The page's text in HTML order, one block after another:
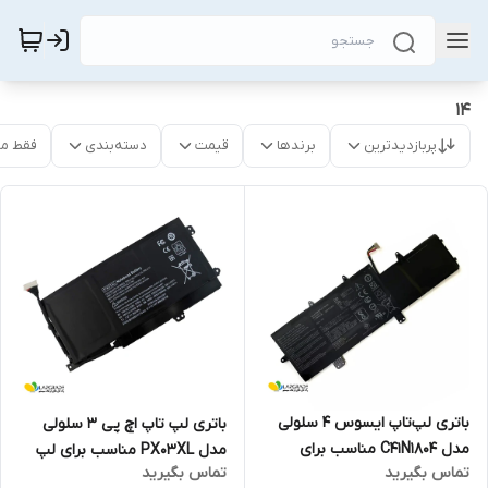
14
پربازدیدترین برندها قیمت دسته‌بندی فقط
باتری لپ‌تاپ ایسوس 4 سلولی
مدل C41N1804 مناسب برای
لپ‌تاپ Asus ZenBook Pro 14تماس بگیرید
باتری لپ تاپ اچ پی 3 سلولی
مدل PX03XL مناسب برای لپ
تاپ Envy 14 Touchsmart
تماس بگیرید